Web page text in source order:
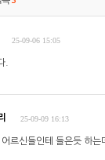
25-09-06 15:05
.
25-09-09 16:13
어르신들인테 들은듯 하